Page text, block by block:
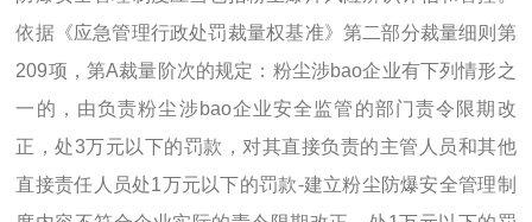
依据《应急管理行政处罚裁量权基准》第二部分裁量细则第
209项，第A裁量阶次的规定：粉尘涉bao企业有下列情形之
一的，由负责粉尘涉bao企业安全监管的部门责令限期改
正，处3万元以下的罚款，对其直接负责的主管人员和其他
直接责任人员处1万元以下的罚款-建立粉尘防爆安全管理制